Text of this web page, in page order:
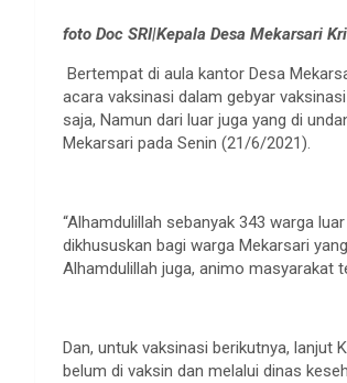
foto Doc SRI|Kepala Desa Mekarsari
Bertempat di aula kantor Desa
acara vaksinasi dalam gebyar
saja, Namun dari luar juga yang di
Mekarsari pada Senin (21/6/2021).
“Alhamdulillah sebanyak 343 warga
dikhususkan bagi warga Mekarsari
Alhamdulillah juga, animo masyarakat
Dan, untuk vaksinasi berikutnya, lanjut
belum di vaksin dan melalui dinas